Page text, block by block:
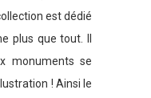
est dédié
plus que tout. Il
monuments se
! Ainsi le